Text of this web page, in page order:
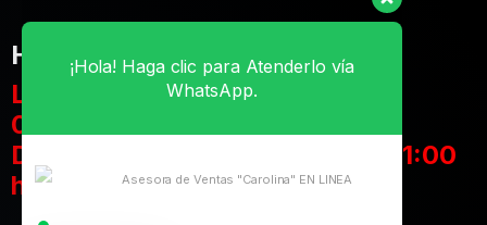
HORARIOS de ATENCIÓN
Lunes a Sábado:
08:00 a 23:00 hrs
Domingos y Feriados: 11:00 a 21:00
hrs
WhatsApp.